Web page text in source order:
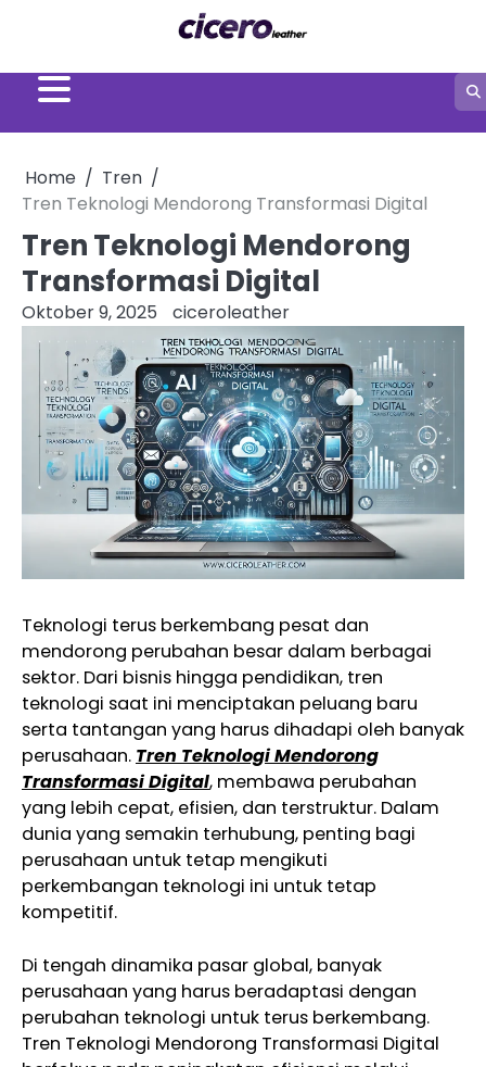
Home
Tren
Tren Teknologi Mendorong Transformasi Digital
Tren Teknologi Mendorong
Transformasi Digital
Oktober 9, 2025 ciceroleather
Teknologi terus berkembang pesat dan
mendorong perubahan besar dalam berbagai
sektor. Dari bisnis hingga pendidikan, tren
teknologi saat ini menciptakan peluang baru
serta tantangan yang harus dihadapi oleh banyak
perusahaan. Tren Teknologi Mendorong
Transformasi Digital, membawa perubahan
yang lebih cepat, efisien, dan terstruktur. Dalam
dunia yang semakin terhubung, penting bagi
perusahaan untuk tetap mengikuti
perkembangan teknologi ini untuk tetap
kompetitif.
Di tengah dinamika pasar global, banyak
perusahaan yang harus beradaptasi dengan
perubahan teknologi untuk terus berkembang.
Tren Teknologi Mendorong Transformasi Digital